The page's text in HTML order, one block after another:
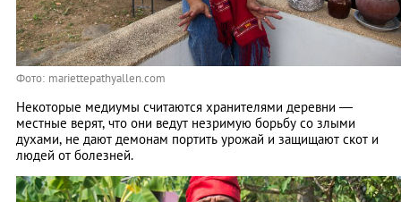
Фото: mariettepathyallen.com
Некоторые медиумы считаются хранителями деревни —
местные верят, что они ведут незримую борьбу со злыми
духами, не дают демонам портить урожай и защищают скот и
людей от болезней.